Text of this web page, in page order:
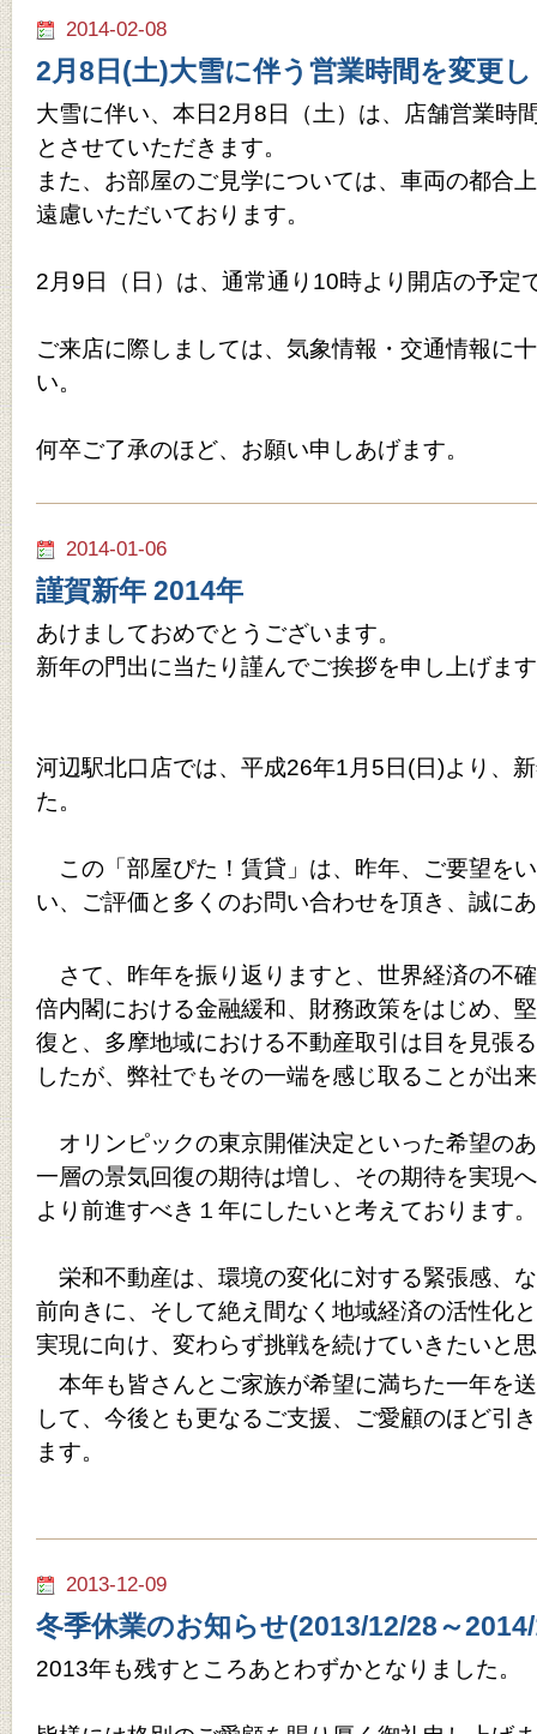
2014-02-08
2月8日(土)大雪に伴う営業時間を変更
大雪に伴い、本日2月8日（土）は、店舗営業時
とさせていただきます。
また、お部屋のご見学については、車両の都合
遠慮いただいております。
2月9日（日）は、通常通り10時より開店の予定
ご来店に際しましては、気象情報・交通情報に
い。
何卒ご了承のほど、お願い申しあげます。
2014-01-06
謹賀新年 2014年
あけましておめでとうございます。
新年の門出に当たり謹んでご挨拶を申し上げま
河辺駅北口店では、平成26年1月5日(日)より、
た。
この「部屋ぴた！賃貸」は、昨年、ご要望を
い、ご評価と多くのお問い合わせを頂き、誠
さて、昨年を振り返りますと、世界経済の不
倍内閣における金融緩和、財務政策をはじめ、
復と、多摩地域における不動産取引は目を見張
したが、弊社でもその一端を感じ取ることが出
オリンピックの東京開催決定といった希望の
一層の景気回復の期待は増し、その期待を実現
より前進すべき１年にしたいと考えております。
栄和不動産は、環境の変化に対する緊張感、
前向きに、そして絶え間なく地域経済の活性化
実現に向け、変わらず挑戦を続けていきたいと
本年も皆さんとご家族が希望に満ちた一年を
して、今後とも更なるご支援、ご愛顧のほど引
ます。
2013-12-09
冬季休業のお知らせ(2013/12/28～
2013年も残すところあとわずかとなりました。